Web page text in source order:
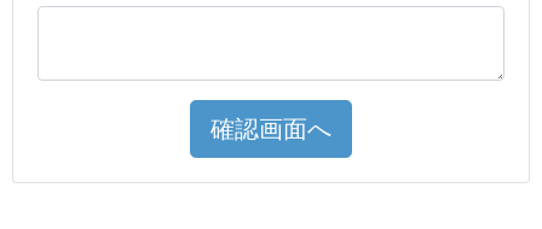
確認画面へ